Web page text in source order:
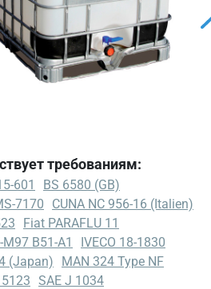
требованиям:
601
BS 6580 (GB)
7170
CUNA NC 956-16 (Italien)
Fiat PARAFLU 11
M97 B51-A1
IVECO 18-1830
(Japan)
MAN 324 Type NF
SAE J 1034